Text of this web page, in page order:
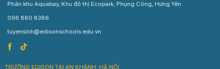
Phân khu Aquabay, Khu đô thị Ecopark, Phụng Công, Hưng Yên
096 880 8386
tuyensinh@edisonschools.edu.vn
TRƯỜNG EDISON TẠI AN KHÁNH, HÀ NỘI